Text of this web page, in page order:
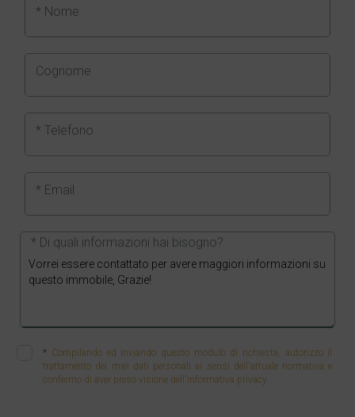
* Nome
Cognome
* Telefono
* Email
* Di quali informazioni hai bisogno?
* Compilando ed inviando questo modulo di richiesta, autorizzo il
trattamento dei miei dati personali ai sensi dell'attuale normativa e
confermo di aver preso visione dell'informativa privacy.